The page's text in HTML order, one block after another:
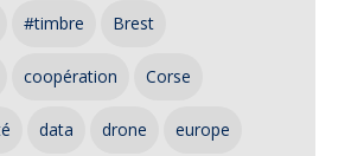
#timbre Brest
coopération Corse
data drone europe